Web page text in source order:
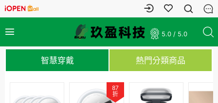
5.0 / 5.0
智慧穿戴 熱門分類商品
87
折
折
87
折